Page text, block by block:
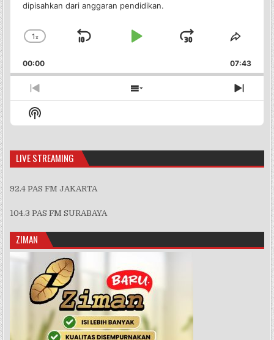
dipisahkan dari anggaran pendidikan.
Change
Rate
1x
Skip
Play
Jump
Forward
Share
00:00 07:43
Previous
Episode
Show
Episodes
Next
Show
Podcast
LIVE STREAMING
92.4 PAS FM JAKARTA
104.3 PAS FM SURABAYA
ZIMAN